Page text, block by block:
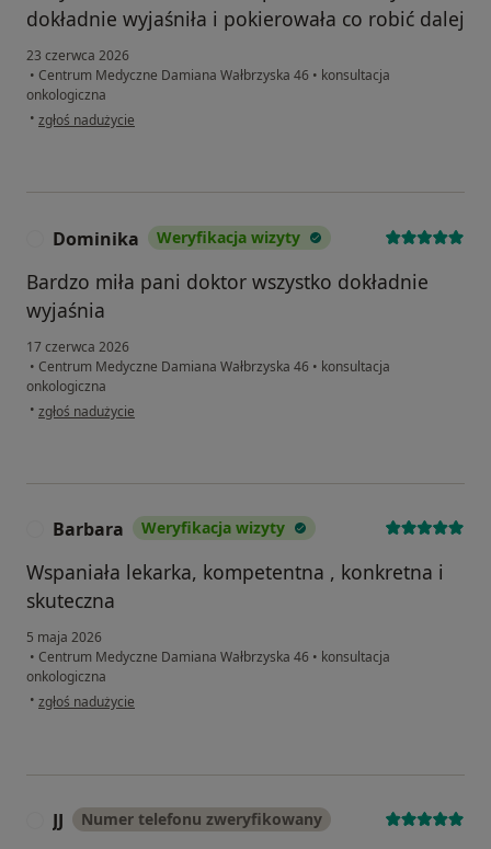
dokładnie wyjaśniła i pokierowała co robić dalej
23 czerwca 2026
• Centrum Medyczne Damiana Wałbrzyska 46 • konsultacja
onkologiczna
• w opinii użytkownika Dorota
zgłoś nadużycie
Dominika Weryfikacja wizyty
Bardzo miła pani doktor wszystko dokładnie
wyjaśnia
17 czerwca 2026
• Centrum Medyczne Damiana Wałbrzyska 46 • konsultacja
onkologiczna
• w opinii użytkownika Dominika
zgłoś nadużycie
Barbara Weryfikacja wizyty
Wspaniała lekarka, kompetentna , konkretna i
skuteczna
5 maja 2026
• Centrum Medyczne Damiana Wałbrzyska 46 • konsultacja
onkologiczna
• w opinii użytkownika Barbara
zgłoś nadużycie
JJ Numer telefonu zweryfikowany